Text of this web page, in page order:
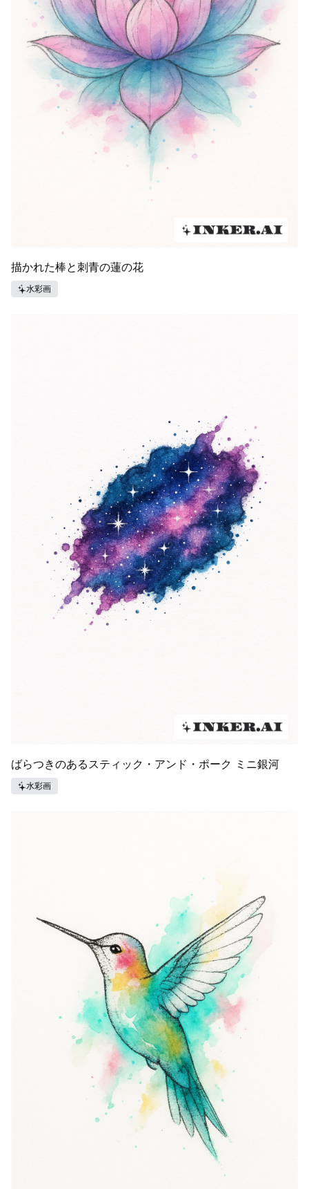
描かれた棒と刺青の蓮の花
水彩画
ばらつきのあるスティック・アンド・ポーク ミニ銀河
水彩画